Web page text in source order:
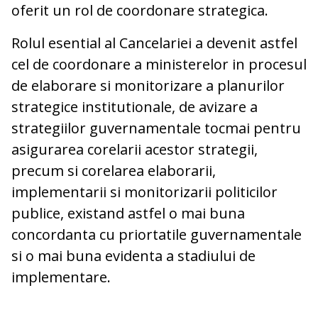
oferit un rol de coordonare strategica.
Rolul esential al Cancelariei a devenit astfel
cel de coordonare a ministerelor in procesul
de elaborare si monitorizare a planurilor
strategice institutionale, de avizare a
strategiilor guvernamentale tocmai pentru
asigurarea corelarii acestor strategii,
precum si corelarea elaborarii,
implementarii si monitorizarii politicilor
publice, existand astfel o mai buna
concordanta cu priortatile guvernamentale
si o mai buna evidenta a stadiului de
implementare.